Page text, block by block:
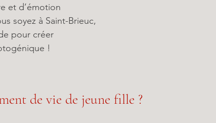
et d’émotion
soyez à Saint-Brieuc,
pour créer
!
de vie de jeune fille ?